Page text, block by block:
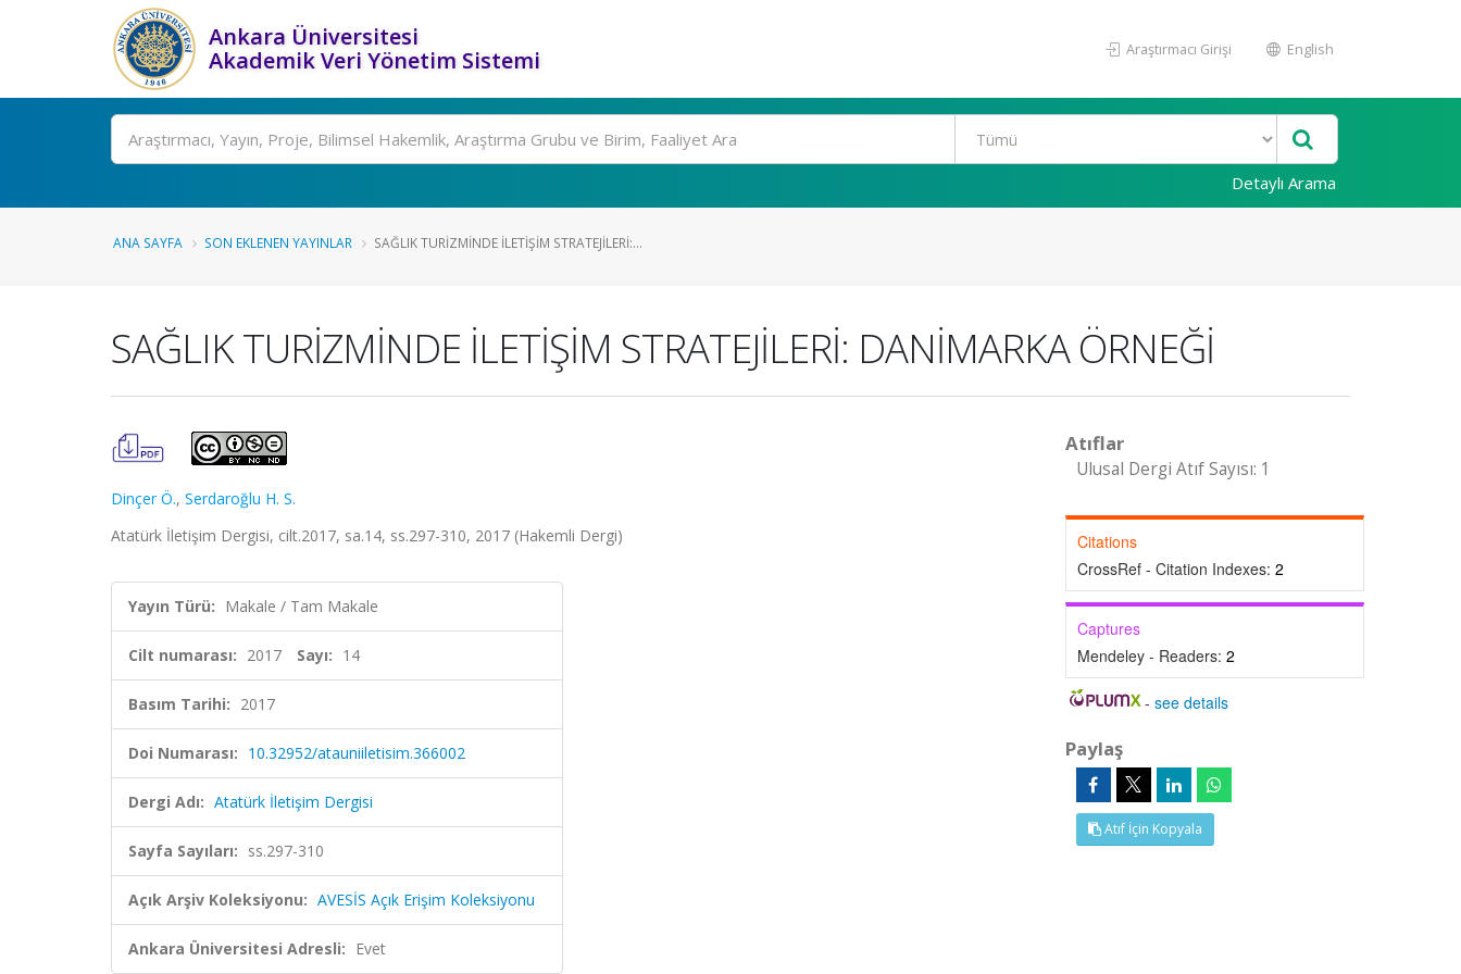
Ankara Üniversitesi
Akademik Veri Yönetim Sistemi
Araştırmacı Girişi English
Ara
Detaylı Arama
ANA SAYFA SON EKLENEN YAYINLAR SAĞLIK TURİZMİNDE İLETİŞİM STRATEJİLERİ:...
SAĞLIK TURİZMİNDE İLETİŞİM STRATEJİLERİ: DANİMARKA ÖRNEĞİ
Dinçer Ö., Serdaroğlu H. S.
Atatürk İletişim Dergisi, cilt.2017, sa.14, ss.297-310, 2017 (Hakemli Dergi)
Yayın Türü: Makale / Tam Makale
Cilt numarası: 2017 Sayı: 14
Basım Tarihi: 2017
Doi Numarası: 10.32952/atauniiletisim.366002
Dergi Adı: Atatürk İletişim Dergisi
Sayfa Sayıları: ss.297-310
Açık Arşiv Koleksiyonu: AVESİS Açık Erişim Koleksiyonu
Ankara Üniversitesi Adresli: Evet
Atıflar
Ulusal Dergi Atıf Sayısı: 1
Citations
CrossRef - Citation Indexes: 2
Captures
Mendeley - Readers: 2
-see details
Paylaş
Atıf İçin Kopyala